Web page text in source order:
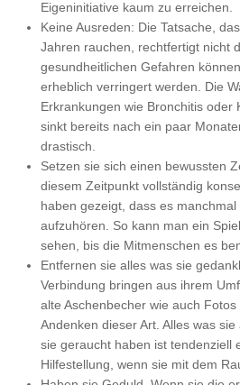
Eigeninitiative kaum zu erreichen.
Keine Ausreden: Die Tatsache,
Jahren rauchen, rechtfertigt nicht
gesundheitlichen Gefahren
erheblich verringert werden. Die
Erkrankungen wie Bronchitis oder
sinkt bereits nach ein paar
drastisch.
Setzen sie sich einen bewussten
diesem Zeitpunkt vollständig
haben gezeigt, dass es
aufzuhören. So kann man ein
sehen, bis die Mitmenschen es
Entfernen sie alles was sie
Verbindung bringen aus ihrem
alte Aschenbecher wie auch
Andenken dieser Art. Alles was
sie geraucht haben ist tendenziell
Hilfestellung, wenn sie mit dem